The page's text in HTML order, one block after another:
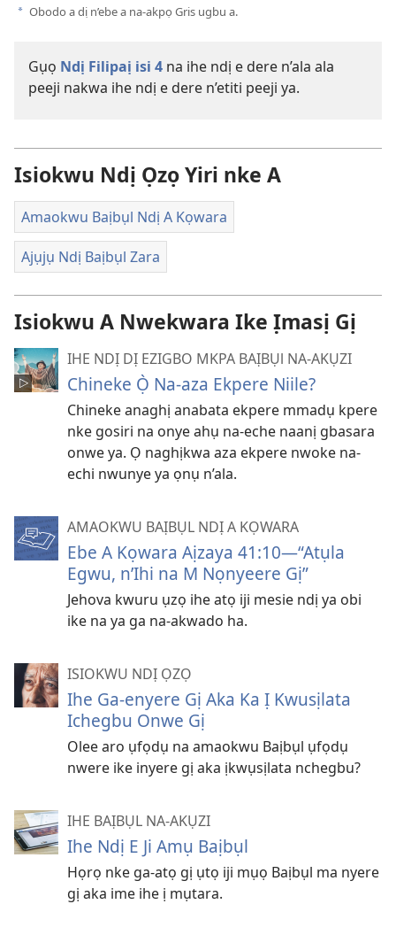
a Obodo a dị n’ebe a na-akpọ Gris ugbu a.
Gụọ Ndị Filipaị isi 4 na ihe ndị e dere n’ala ala
peeji nakwa ihe ndị e dere n’etiti peeji ya.
Isiokwu Ndị Ọzọ Yiri nke A
Amaokwu Baịbụl Ndị A Kọwara
Ajụjụ Ndị Baịbụl Zara
Isiokwu A Nwekwara Ike Ịmasị Gị
IHE NDỊ DỊ EZIGBO MKPA BAỊBỤl NA-AKỤZI
Chineke Ọ̀ Na-aza Ekpere Niile?
Chineke anaghị anabata ekpere mmadụ kpere
nke gosiri na onye ahụ na-eche naanị gbasara
onwe ya. Ọ naghịkwa aza ekpere nwoke na-
echi nwunye ya ọnụ n’ala.
AMAOKWU BAỊBỤL NDỊ A KỌWARA
Ebe A Kọwara Aịzaya 41:10—​“Atụla
Egwu, n’Ihi na M Nọnyeere Gị”
Jehova kwuru ụzọ ihe atọ iji mesie ndị ya obi
ike na ya ga na-akwado ha.
ISIOKWU NDỊ ỌZỌ
Ihe Ga-enyere Gị Aka Ka Ị Kwusịlata
Ichegbu Onwe Gị
Olee aro ụfọdụ na amaokwu Baịbụl ụfọdụ
nwere ike inyere gị aka ịkwụsịlata nchegbu?
IHE BAỊBỤL NA-AKỤZI
Ihe Ndị E Ji Amụ Baịbụl
Họrọ nke ga-atọ gị ụtọ iji mụọ Baịbụl ma nyere
gị aka ime ihe ị mụtara.